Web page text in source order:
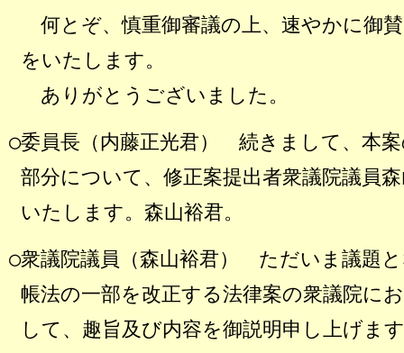
何とぞ、慎重御審議の上、速やかに御
をいたします。
ありがとうございました。
○委員長（内藤正光君）
続きまして、本
部分について、修正案提出者衆議院議員
いたします。森山裕君。
○衆議院議員（森山裕君）
ただいま議題と
帳法の一部を改正する法律案の衆議院に
して、趣旨及び内容を御説明申し上げま